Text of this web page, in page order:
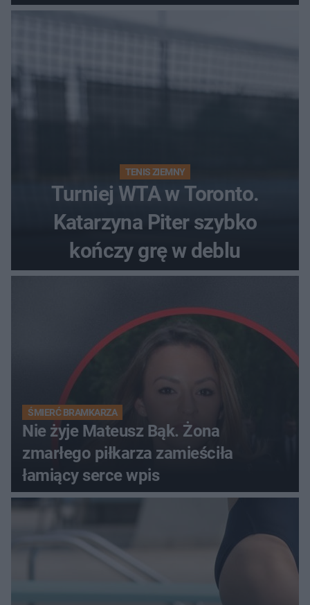
Polki?
TENIS ZIEMNY
Turniej WTA w Toronto.
Katarzyna Piter szybko
kończy grę w deblu
ŚMIERĆ BRAMKARZA
Nie żyje Mateusz Bąk. Żona
zmarłego piłkarza zamieściła
łamiący serce wpis